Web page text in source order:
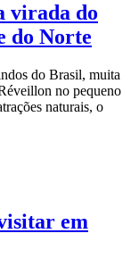
virada do
do Norte
do Brasil, muita
no pequeno
naturais, o
em